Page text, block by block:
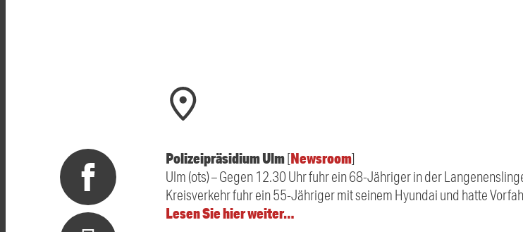
Polizeipräsidium Ulm[Newsroom]
Ulm (ots) – Gegen 12.30 Uhr fuhr ein 68-Jähriger in der
Kreisverkehr fuhr ein 55-Jähriger mit seinem Hyundai und hatte
Lesen Sie hier weiter…